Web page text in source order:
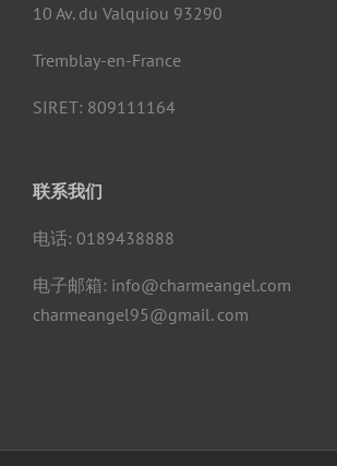
10 Av. du Valquiou 93290
Tremblay-en-France
SIRET: 809111164
联系我们
电话: 0189438888
电子邮箱: info@charmeangel.com
charmeangel95@gmail. com